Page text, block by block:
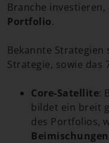
Branche
Portfolio.
Bekannte Strategien
Strategie, sowie das
Core-Satellite:
bildet ein breit
des Portfolios,
Beimischungen